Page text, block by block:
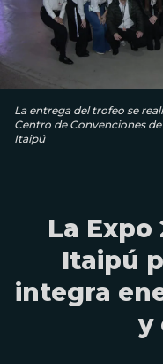
La entrega del trofeo se
Centro de Convenciones
Itaipú
La Expo
Itaipú
integra
y